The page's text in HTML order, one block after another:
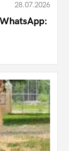
28.07.2026